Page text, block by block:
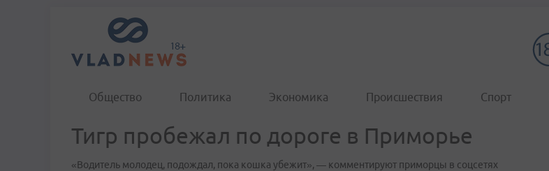
Общество Политика Экономика Происшествия Спорт
Тигр пробежал по дороге в Приморье
«Водитель молодец, подождал, пока кошка убежит», — комментируют приморцы в соцсетях